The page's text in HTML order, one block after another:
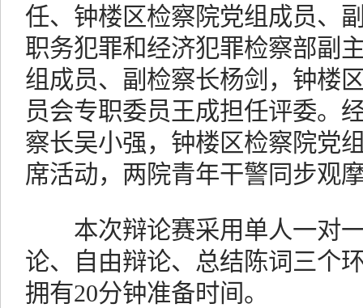
任、钟楼区检察院党组成员、
职务犯罪和经济犯罪检察部副
组成员、副检察长杨剑，钟楼
员会专职委员王成担任评委。
察长吴小强，钟楼区检察院党
席活动，两院青年干警同步观
本次辩论赛采用单人一对一
论、自由辩论、总结陈词三个
拥有20分钟准备时间。